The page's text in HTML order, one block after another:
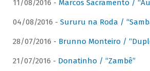
11/08/2016 - Marcos Sacramento /
04/08/2016 - Sururu na Roda /
28/07/2016 - Brunno Monteiro /
21/07/2016 - Donatinho / “Zambê”